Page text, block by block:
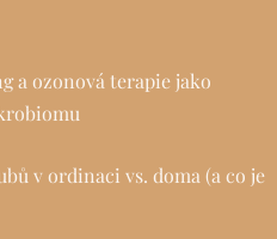
a ozonová terapie jako
v ordinaci vs. doma (a co je